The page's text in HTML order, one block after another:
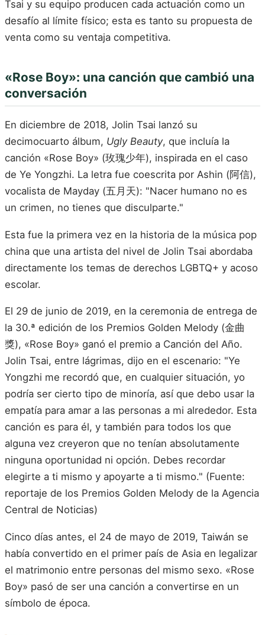
Tsai y su equipo producen cada actuación como un
desafío al límite físico; esta es tanto su propuesta de
venta como su ventaja competitiva.
«Rose Boy»: una canción que cambió una
conversación
En diciembre de 2018, Jolin Tsai lanzó su
decimocuarto álbum, Ugly Beauty, que incluía la
canción «Rose Boy» (玫瑰少年), inspirada en el caso
de Ye Yongzhi. La letra fue coescrita por Ashin (阿信),
vocalista de Mayday (五月天): "Nacer humano no es
un crimen, no tienes que disculparte."
Esta fue la primera vez en la historia de la música pop
china que una artista del nivel de Jolin Tsai abordaba
directamente los temas de derechos LGBTQ+ y acoso
escolar.
El 29 de junio de 2019, en la ceremonia de entrega de
la 30.ª edición de los Premios Golden Melody (金曲
獎), «Rose Boy» ganó el premio a Canción del Año.
Jolin Tsai, entre lágrimas, dijo en el escenario: "Ye
Yongzhi me recordó que, en cualquier situación, yo
podría ser cierto tipo de minoría, así que debo usar la
empatía para amar a las personas a mi alrededor. Esta
canción es para él, y también para todos los que
alguna vez creyeron que no tenían absolutamente
ninguna oportunidad ni opción. Debes recordar
elegirte a ti mismo y apoyarte a ti mismo." (Fuente:
reportaje de los Premios Golden Melody de la Agencia
Central de Noticias)
Cinco días antes, el 24 de mayo de 2019, Taiwán se
había convertido en el primer país de Asia en legalizar
el matrimonio entre personas del mismo sexo. «Rose
Boy» pasó de ser una canción a convertirse en un
símbolo de época.